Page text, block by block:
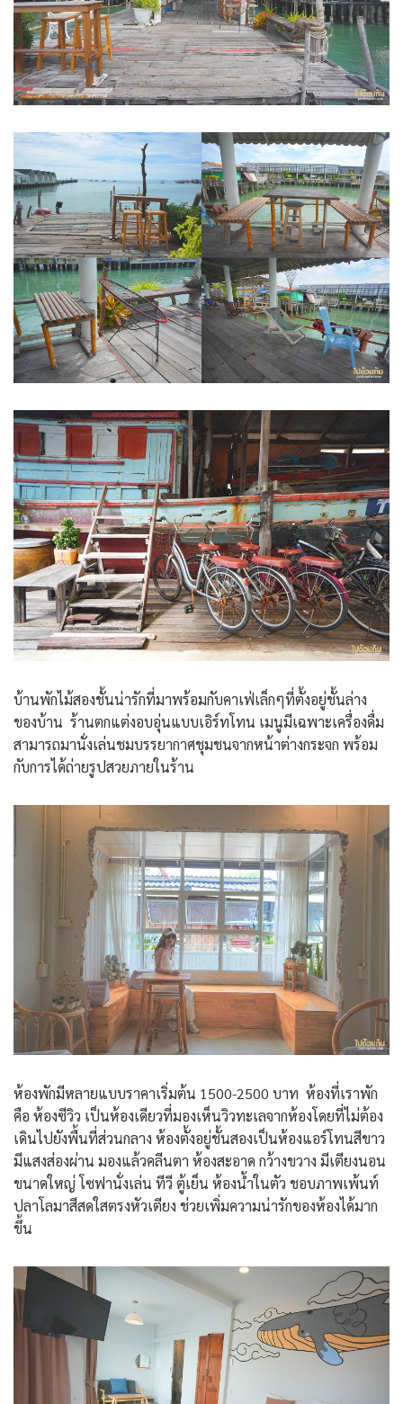
บ้านพักไม้สองชั้นน่ารักที่มาพร้อมกับคาเฟ่เล็กๆที่ตั้งอยู่ชั้นล่าง
ของบ้าน ร้านตกแต่งอบอุ่นแบบเอิร์ทโทน เมนูมีเฉพาะเครื่องดื่ม
สามารถมานั่งเล่นชมบรรยากาศชุมชนจากหน้าต่างกระจก พร้อม
กับการได้ถ่ายรูปสวยภายในร้าน
ห้องพักมีหลายแบบราคาเริ่มต้น 1500-2500 บาท ห้องที่เราพัก
คือ ห้องซีวิว เป็นห้องเดียวที่มองเห็นวิวทะเลจากห้องโดยที่ไม่ต้อง
เดินไปยังพื้นที่ส่วนกลาง ห้องตั้งอยู่ชั้นสองเป็นห้องแอร์โทนสีขาว
มีแสงส่องผ่าน มองแล้วคลีนตา ห้องสะอาด กว้างขวาง มีเตียงนอน
ขนาดใหญ่ โซฟานั่งเล่น ทีวี ตู้เย็น ห้องน้ำในตัว ชอบภาพเพ้นท์
ปลาโลมาสีสดใสตรงหัวเตียง ช่วยเพิ่มความน่ารักของห้องได้มาก
ขึ้น